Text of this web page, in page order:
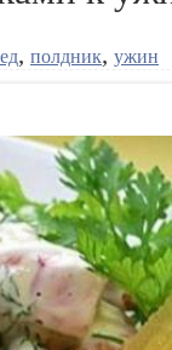
, полдник, ужин